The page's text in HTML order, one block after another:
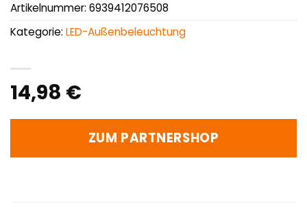
14,98 €
ZUM PARTNERSHOP
Artikelnummer: 6939412076508
Kategorie: LED-Außenbeleuchtung